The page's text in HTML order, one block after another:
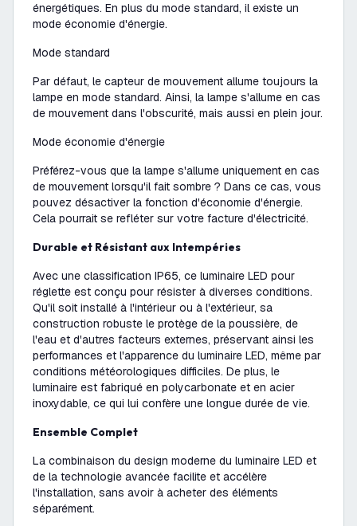
énergétiques. En plus du mode standard, il existe un
mode économie d'énergie.
Mode standard
Par défaut, le capteur de mouvement allume toujours la
lampe en mode standard. Ainsi, la lampe s'allume en cas
de mouvement dans l'obscurité, mais aussi en plein jour.
Mode économie d'énergie
Préférez-vous que la lampe s'allume uniquement en cas
de mouvement lorsqu'il fait sombre ? Dans ce cas, vous
pouvez désactiver la fonction d'économie d'énergie.
Cela pourrait se refléter sur votre facture d'électricité.
Durable et Résistant aux Intempéries
Avec une classification IP65, ce luminaire LED pour
réglette est conçu pour résister à diverses conditions.
Qu'il soit installé à l'intérieur ou à l'extérieur, sa
construction robuste le protège de la poussière, de
l'eau et d'autres facteurs externes, préservant ainsi les
performances et l'apparence du luminaire LED, même par
conditions météorologiques difficiles. De plus, le
luminaire est fabriqué en polycarbonate et en acier
inoxydable, ce qui lui confère une longue durée de vie.
Ensemble Complet
La combinaison du design moderne du luminaire LED et
de la technologie avancée facilite et accélère
l'installation, sans avoir à acheter des éléments
séparément.